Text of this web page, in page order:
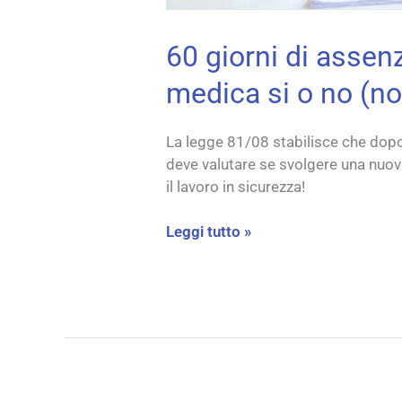
60 giorni di
medica si o no
La legge 81/08 stabilisce che
deve valutare se svolgere una
il lavoro in sicurezza!
Leggi tutto »